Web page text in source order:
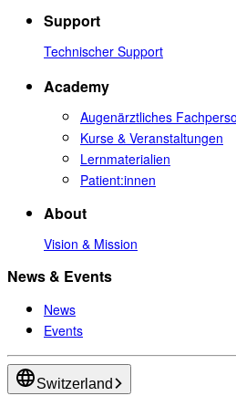
Support
Technischer Support
Academy
Augenärztliches
Kurse & Veranstaltungen
Lernmaterialien
Patient:innen
About
Vision & Mission
News & Events
News
Events
Switzerland